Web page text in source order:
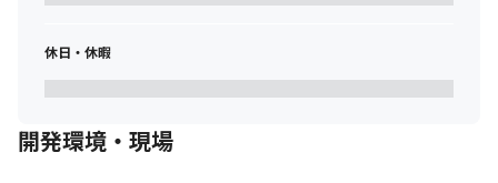
休日・休暇
開発環境・現場